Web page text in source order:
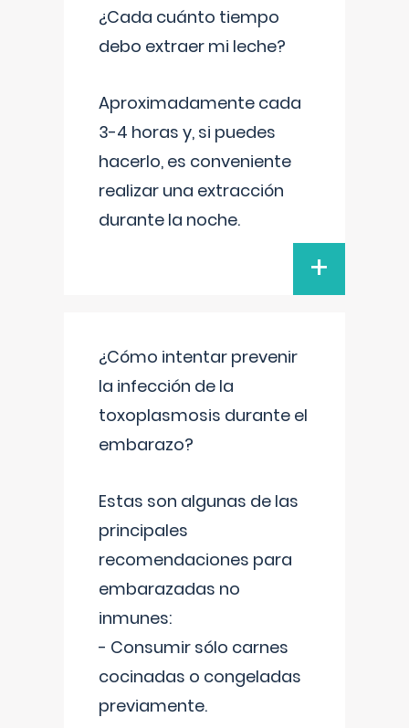
¿Cada cuánto tiempo
debo extraer mi leche?
Aproximadamente cada
3-4 horas y, si puedes
hacerlo, es conveniente
realizar una extracción
durante la noche.
+
¿Cómo intentar prevenir
la infección de la
toxoplasmosis durante el
embarazo?
Estas son algunas de las
principales
recomendaciones para
embarazadas no
inmunes:
- Consumir sólo carnes
cocinadas o congeladas
previamente.